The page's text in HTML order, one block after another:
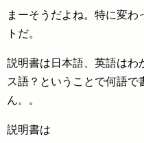
まーそうだよね。特に変わ
トだ。
説明書は日本語、英語はわ
ス語？ということで何語
ん。。
説明書は